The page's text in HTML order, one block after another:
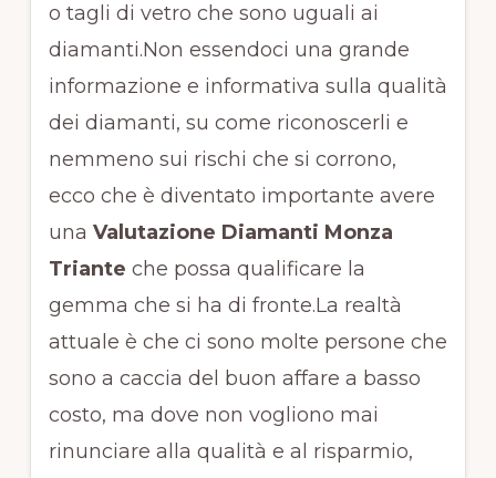
o tagli di vetro che sono uguali ai
diamanti.Non essendoci una grande
informazione e informativa sulla qualità
dei diamanti, su come riconoscerli e
nemmeno sui rischi che si corrono,
ecco che è diventato importante avere
una Valutazione Diamanti Monza
Triante che possa qualificare la
gemma che si ha di fronte.La realtà
attuale è che ci sono molte persone che
sono a caccia del buon affare a basso
costo, ma dove non vogliono mai
rinunciare alla qualità e al risparmio,